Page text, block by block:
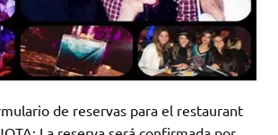
de reservas para el restaurant